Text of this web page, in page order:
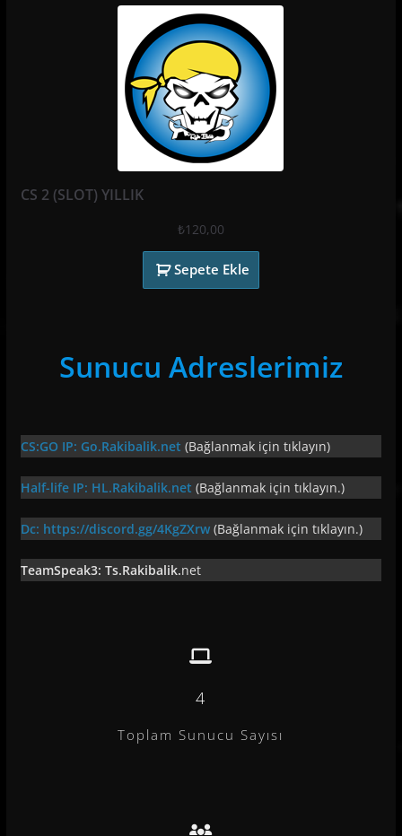
CS 2 (SLOT) YILLIK
₺120,00
Sepete Ekle
Sunucu Adreslerimiz
CS:GO IP: Go.Rakibalik.net (Bağlanmak için tıklayın)
Half-life IP: HL.Rakibalik.net (Bağlanmak için tıklayın.)
Dc: https://discord.gg/4KgZXrw(Bağlanmak için tıklayın.)
TeamSpeak3: Ts.Rakibalik.net
4
Toplam Sunucu Sayısı